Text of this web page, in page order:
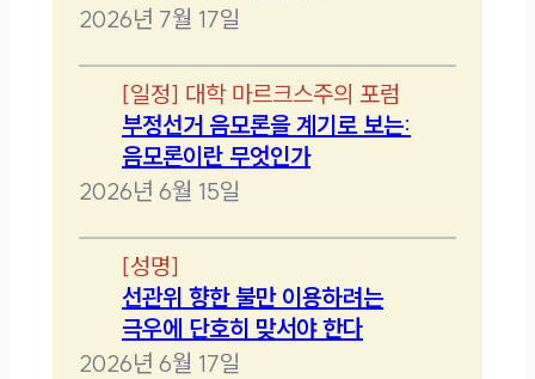
2026년 7월 17일
[일정] 대학 마르크스주의 포럼
부정선거 음모론을 계기로 보는:
음모론이란 무엇인가
2026년 6월 15일
[성명]
선관위 향한 불만 이용하려는
극우에 단호히 맞서야 한다
2026년 6월 17일